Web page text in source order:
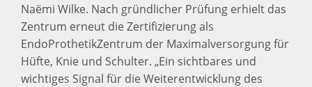
Naëmi Wilke. Nach gründlicher Prüfung erhielt das
Zentrum erneut die Zertifizierung als
EndoProthetikZentrum der Maximalversorgung für
Hüfte, Knie und Schulter. „Ein sichtbares und
wichtiges Signal für die Weiterentwicklung des